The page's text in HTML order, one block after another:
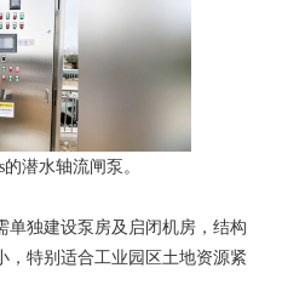
潜水轴流闸泵。
单独建设泵房及启闭机房，结构
，特别适合工业园区土地资源紧